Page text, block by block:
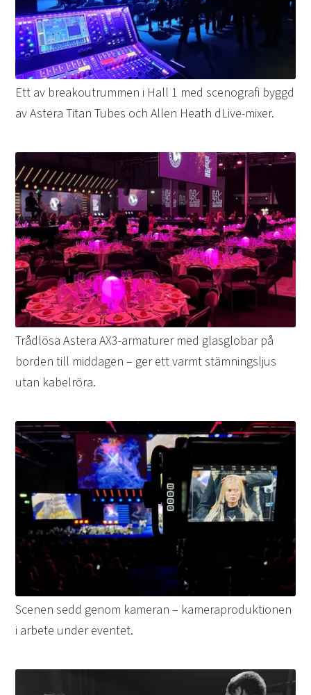
Ett av breakoutrummen i Hall 1 med scenografi byggd
av Astera Titan Tubes och Allen Heath dLive-mixer.
Trådlösa Astera AX3-armaturer med glasglobar på
borden till middagen – ger ett varmt stämningsljus
utan kabelröra.
Scenen sedd genom kameran – kameraproduktionen
i arbete under eventet.